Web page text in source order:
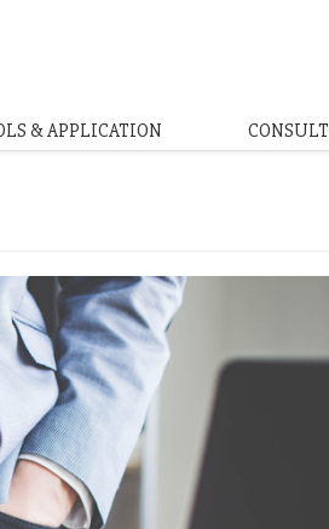
& APPLICATION